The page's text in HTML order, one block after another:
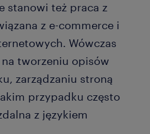
stanowi też praca z
z e-commerce i
Wówczas
tworzeniu opisów
zarządzaniu stroną
przypadku często
z językiem